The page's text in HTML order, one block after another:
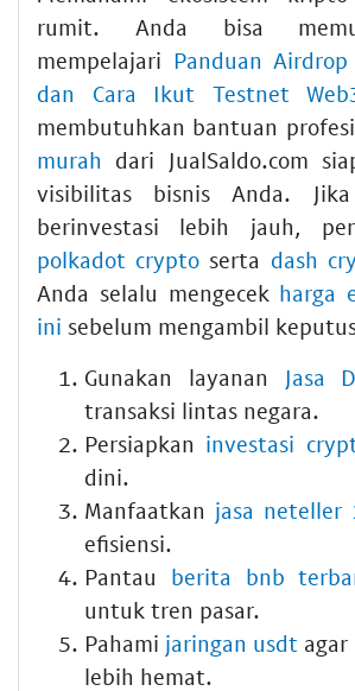
rumit. Anda bisa
mempelajari Panduan
dan Cara Ikut Testnet
membutuhkan bantuan
murah dari JualSaldo.com
visibilitas bisnis Anda.
berinvestasi lebih jauh,
polkadot crypto serta dash
Anda selalu mengecek harga
ini sebelum mengambil
Gunakan layanan Jasa
transaksi lintas negara.
Persiapkan investasi
dini.
Manfaatkan jasa neteller
efisiensi.
Pantau berita bnb
untuk tren pasar.
Pahami jaringan usdt
lebih hemat.